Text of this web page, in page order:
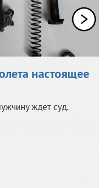
настоящее
ждет суд.